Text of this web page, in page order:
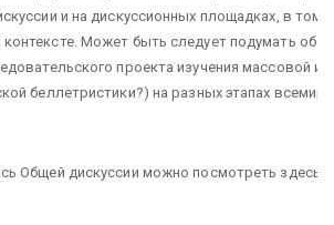
и на дискуссионных площадках, в том
Может быть следует подумать об
проекта изучения массовой
беллетристики?) на разных этапах
Общей дискуссии можно посмотреть здесь